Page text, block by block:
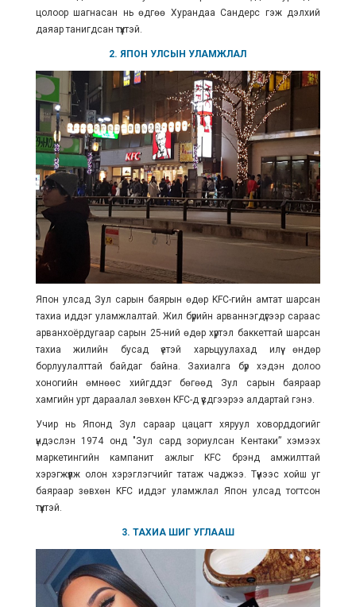
цолоор шагнасан нь өдгөө Хурандаа Сандерс гэж дэлхий
даяар танигдсан түүхтэй.
2. ЯПОН УЛСЫН УЛАМЖЛАЛ
Япон улсад Зул сарын баярын өдөр KFC-гийн амтат шарсан
тахиа иддэг уламжлалтай. Жил бүрийн арваннэгдүгээр сараас
арванхоёрдугаар сарын 25-ний өдөр хүртэл баккеттай шарсан
тахиа жилийн бусад үетэй харьцуулахад илүү өндөр
борлуулалттай байдаг байна. Захиалга бүр хэдэн долоо
хоногийн өмнөөс хийгддэг бөгөөд Зул сарын баяраар
хамгийн урт дараалал зөвхөн KFC-д үүсдгээрээ алдартай гэнэ.
Учир нь Японд Зул сараар цацагт хяруул ховорддогийг
үндэслэн 1974 онд "Зул сард зориулсан Кентаки” хэмээх
маркетингийн кампанит ажлыг KFC брэнд амжилттай
хэрэгжүүлж олон хэрэглэгчийг татаж чаджээ. Түүнээс хойш уг
баяраар зөвхөн KFC иддэг уламжлал Япон улсад тогтсон
түүхтэй.
3. ТАХИА ШИГ УГЛААШ